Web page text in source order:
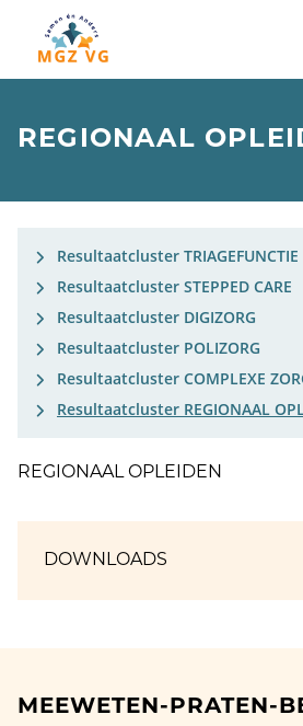
REGIONAAL
Resultaatcluster TRIAGEFUNCTIE
Resultaatcluster STEPPED CARE
Resultaatcluster DIGIZORG
Resultaatcluster POLIZORG
Resultaatcluster COMPLEXE
Resultaatcluster REGIONAAL
REGIONAAL OPLEIDEN
DOWNLOADS
MEEWETEN-PRATEN-